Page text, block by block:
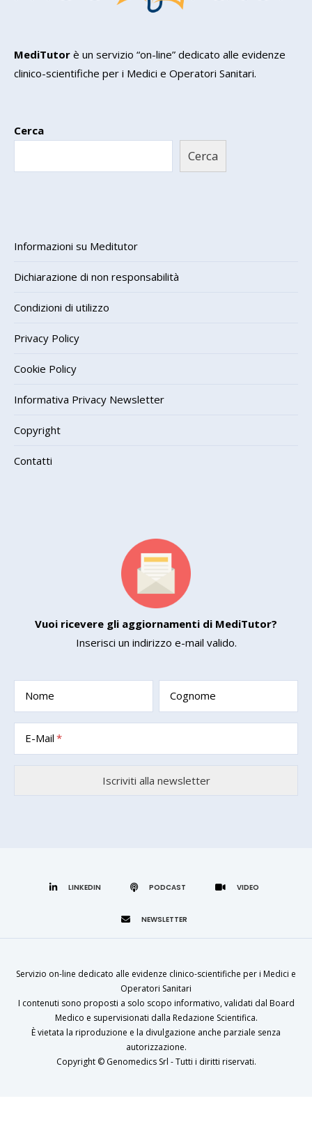
MediTutor è un servizio “on-line” dedicato alle evidenze
clinico-scientifiche per i Medici e Operatori Sanitari.
Cerca
Cerca
Informazioni su Meditutor
Dichiarazione di non responsabilità
Condizioni di utilizzo
Privacy Policy
Cookie Policy
Informativa Privacy Newsletter
Copyright
Contatti
Vuoi ricevere gli aggiornamenti di MediTutor?
Inserisci un indirizzo e-mail valido.
Nome Cognome
E-Mail
LINKEDIN
Servizio on-line dedicato alle evidenze clinico-scientifiche per i Medici e
Operatori Sanitari
I contenuti sono proposti a solo scopo informativo, validati dal Board
Medico e supervisionati dalla Redazione Scientifica.
È vietata la riproduzione e la divulgazione anche parziale senza
autorizzazione.
Copyright © Genomedics Srl - Tutti i diritti riservati.